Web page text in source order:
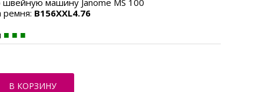
машину Janome MS 100
ремня: B156XXL4.76
В КОРЗИНУ